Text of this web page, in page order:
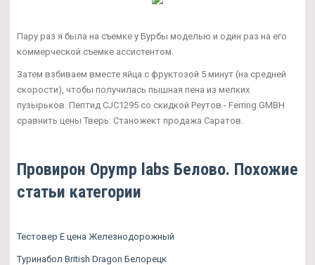
Пару раз я была на съемке у Бурбы моделью и один раз на его
коммерческой съемке ассистентом.
Затем взбиваем вместе яйца с фруктозой 5 минут (на средней
скорости), чтобы получилась пышная пена из мелких
пузырьков. Пептид CJC1295 со скидкой Реутов - Ferring GMBH
сравнить цены Тверь: Станожект продажа Саратов.
Провирон Opymp labs Белово. Похожие
статьи категории
Тестовер Е цена Железнодорожный
Туринабол British Dragon Белорецк